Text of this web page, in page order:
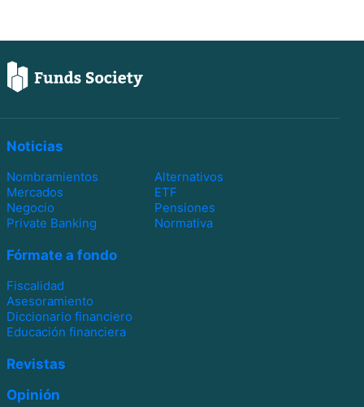
Noticias
Nombramientos
Alternativos
Mercados
ETF
Negocio
Pensiones
Private Banking
Normativa
Fórmate a fondo
Fiscalidad
Asesoramiento
Diccionario financiero
Educación financiera
Revistas
Opinión